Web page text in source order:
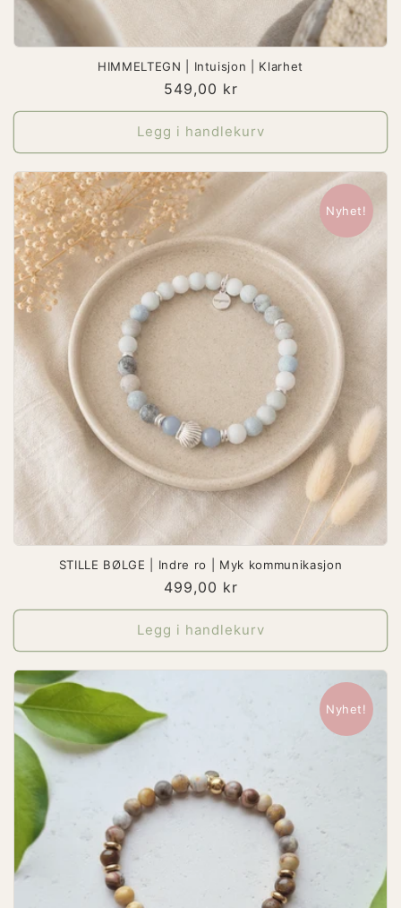
HIMMELTEGN | Intuisjon | Klarhet
Vanlig
pris
549,00 kr
Legg i handlekurv
Nyhet!
STILLE BØLGE | Indre ro | Myk kommunikasjon
Vanlig
pris
499,00 kr
Legg i handlekurv
Nyhet!